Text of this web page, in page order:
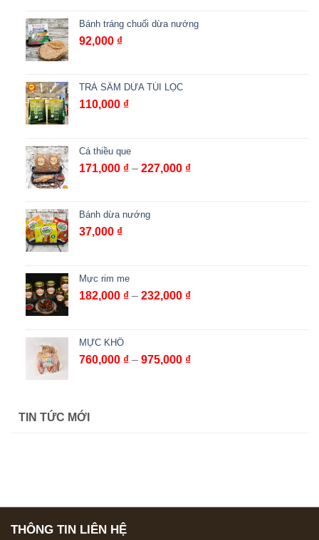
Bánh tráng chuối dừa nướng
92,000 ₫
TRÀ SÂM DỨA TÚI LỌC
110,000 ₫
Cá thiều que
171,000 ₫ – 227,000 ₫Khoảng
Bánh dừa nướng
37,000 ₫
Mực rim me
182,000 ₫ – 232,000 ₫Khoảng
đến
MỰC KHÔ
760,000 ₫ – 975,000 ₫Khoảng
TIN TỨC MỚI
THÔNG TIN LIÊN HỆ